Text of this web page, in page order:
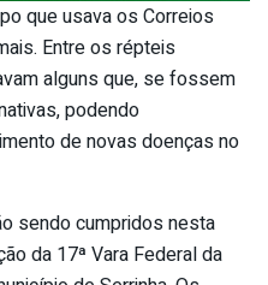
que usava os Correios
Entre os répteis
alguns que, se fossem
podendo
de novas doenças no
sendo cumpridos nesta
da 17ª Vara Federal da